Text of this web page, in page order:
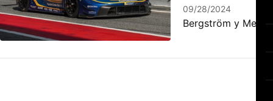
09/28/2024
Bergström y